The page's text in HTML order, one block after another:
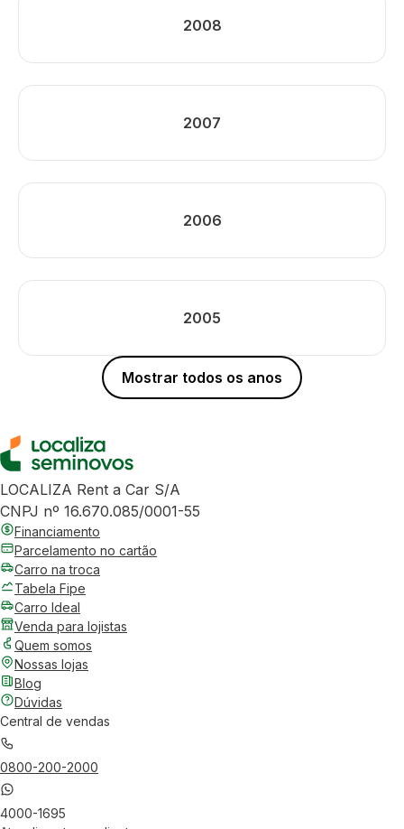
2008
2007
2006
2005
Mostrar todos os anos
LOCALIZA Rent a Car S/A
CNPJ nº 16.670.085/0001-55
Financiamento
Parcelamento no cartão
Carro na troca
Tabela Fipe
Carro Ideal
Venda para lojistas
Quem somos
Nossas lojas
Blog
Dúvidas
Central de vendas
0800-200-2000
4000-1695